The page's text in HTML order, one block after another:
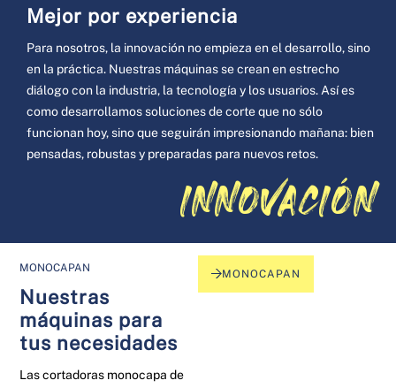
Mejor por experiencia
Para nosotros, la innovación no empieza en el desarrollo, sino
en la práctica. Nuestras máquinas se crean en estrecho
diálogo con la industria, la tecnología y los usuarios. Así es
como desarrollamos soluciones de corte que no sólo
funcionan hoy, sino que seguirán impresionando mañana: bien
pensadas, robustas y preparadas para nuevos retos.
INNOVACIÓN
MONOCAPAN
Nuestras
máquinas para
tus necesidades
Las cortadoras monocapa de
MONOCAPAN